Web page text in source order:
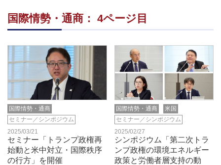
国際情勢・通商： 4ページ目
国際情勢・通商
セミナー／シンポジウム
2025/03/21
セミナー「トランプ政権再
始動と米中対立・国際秩序
の行方」を開催
国際情勢・通商
米国
セミナー／シンポジウム
2025/02/27
シンポジウム「第二次トラ
ンプ政権の環境エネルギー
政策と労働者層支持の動